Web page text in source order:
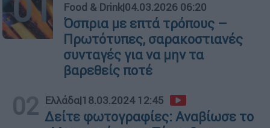
Food & Drink|04.03.2026 06:20
Όσπρια με επτά τρόπους –
Πρωτότυπες, σαρακοστιανές
συνταγές για να μην τα
βαρεθείς ποτέ
02 Ελλάδα|18.03.2024 12:45
Δείτε φωτογραφίες: Αναβίωσε το